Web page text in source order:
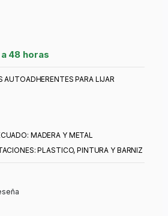
48 horas
AUTOADHERENTES PARA LIJAR
MADERA Y METAL
PLASTICO, PINTURA Y BARNIZ